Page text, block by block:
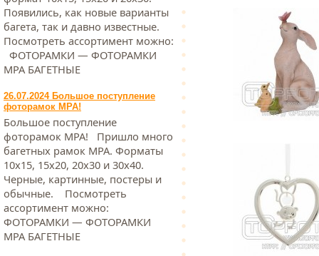
Появились, как новые варианты
багета, так и давно известные.
Посмотреть ассортимент можно:
ФОТОРАМКИ — ФОТОРАМКИ
МРА БАГЕТНЫЕ
26.07.2024 Большое поступление
фоторамок МРА!
Большое поступление
фоторамок МРА! Пришло много
багетных рамок МРА. Форматы
10х15, 15х20, 20х30 и 30х40.
Черные, картинные, постеры и
обычные. Посмотреть
ассортимент можно:
ФОТОРАМКИ — ФОТОРАМКИ
МРА БАГЕТНЫЕ